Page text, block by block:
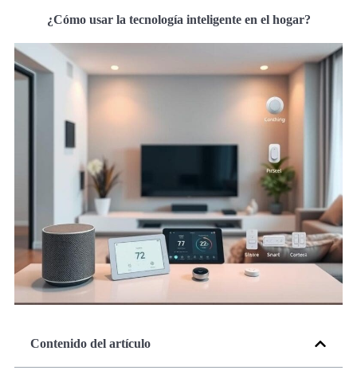
¿Cómo usar la tecnología inteligente en el hogar?
Contenido del artículo